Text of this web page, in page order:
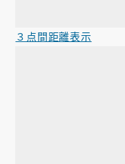
３点間距離表示